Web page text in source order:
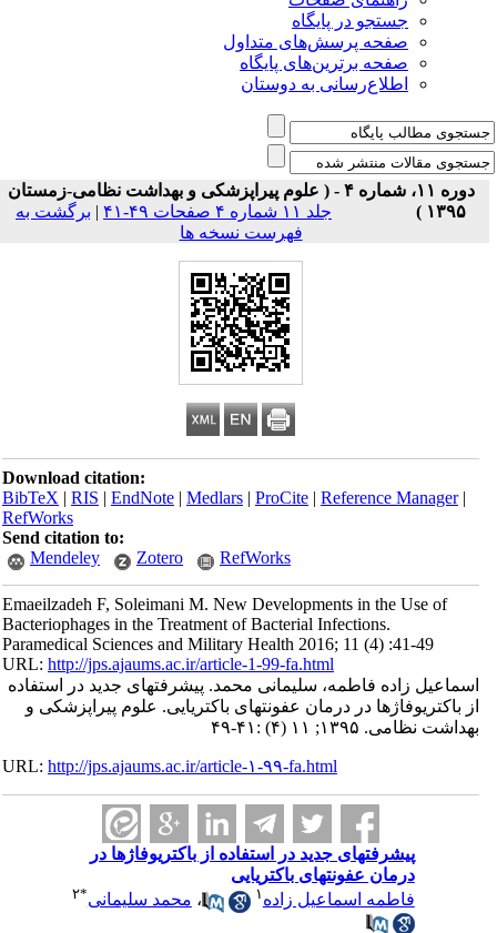
جستجو در پایگاه
صفحه پرسش‌های متداول
صفحه برترین‌های پایگاه
اطلاع‌رسانی به دوستان
دوره ۱۱، شماره ۴ - ( علوم پیراپزشکی و بهداشت نظامی-زمستان
۱۳۹۵ )
جلد ۱۱ شماره ۴ صفحات ۴۹-۴۱ |برگشت به
فهرست نسخه ها
Download citation:
BibTeX|RIS|EndNote|Medlars|ProCite|Reference Manager
RefWorks
Send citation to:
Mendeley
Zotero RefWorks
Emaeilzadeh F, Soleimani M. New Developments in the Use of
Bacteriophages in the Treatment of Bacterial Infections.
Paramedical Sciences and Military Health 2016; 11 (4) :41-49
URL:http://jps.ajaums.ac.ir/article-1-99-fa.html
اسماعیل زاده فاطمه، سلیمانی محمد. پیشرفتهای جدید در استفاده
از باکتریوفاژها در درمان عفونتهای باکتریایی. علوم پیراپزشکی و
بهداشت نظامی. ۱۳۹۵; ۱۱ (۴) :۴۱-۴۹
URL:http://jps.ajaums.ac.ir/article-۱-۹۹-fa.html
پیشرفتهای جدید در استفاده از باکتریوفاژها در
درمان عفونتهای باکتریایی
فاطمه اسماعیل زاده۱ ،محمد سلیمانی ۲